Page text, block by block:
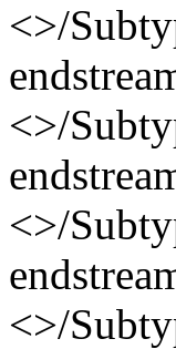
<>/
<>/
<>/
<>/